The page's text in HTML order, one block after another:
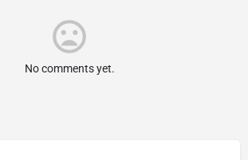
No comments yet.